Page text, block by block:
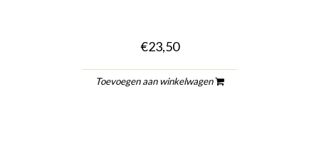
€23,50
Toevoegen aan winkelwagen